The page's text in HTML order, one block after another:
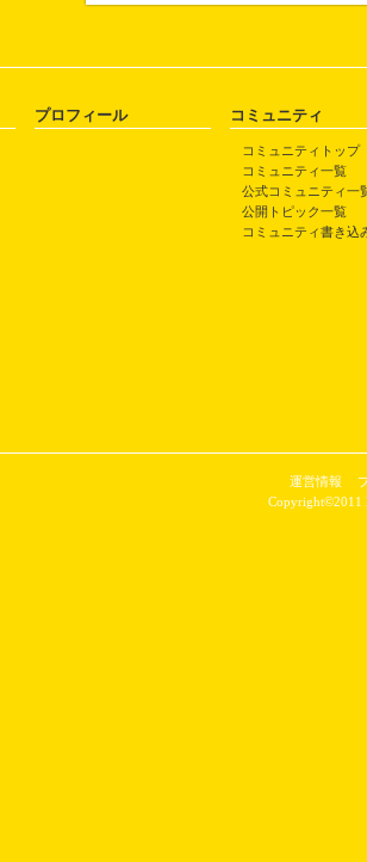
プロフィール コミュニティ
コミュニティトップ
コミュニティ一覧
公式コミュニティ一
公開トピック一覧
コミュニティ書き込
運営情報
Copyright©2011